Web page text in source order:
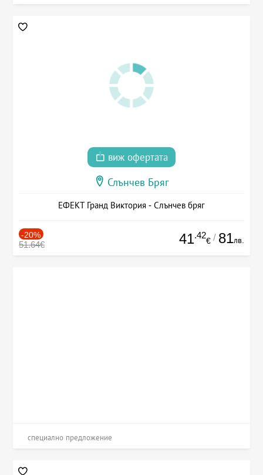
виж офертата
Слънчев Бряг
ЕФЕКТ Гранд Виктория - Слънчев бряг
-20%
51.64€ 41.42
€ / 81лв.
специално предложение